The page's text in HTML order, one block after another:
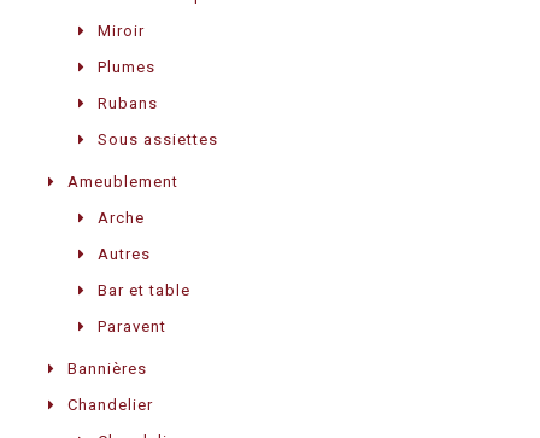
Miroir
Plumes
Rubans
Sous assiettes
Ameublement
Arche
Autres
Bar et table
Paravent
Bannières
Chandelier